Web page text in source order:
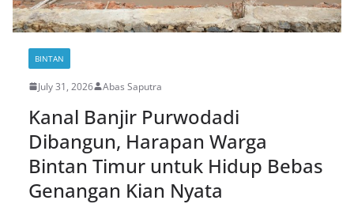
BINTAN
July 31, 2026 Abas Saputra
Kanal Banjir Purwodadi
Dibangun, Harapan Warga
Bintan Timur untuk Hidup Bebas
Genangan Kian Nyata